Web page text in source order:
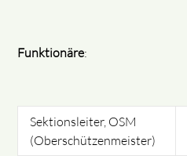
Funktionäre:
Sektionsleiter, OSM
(Oberschützenmeister)